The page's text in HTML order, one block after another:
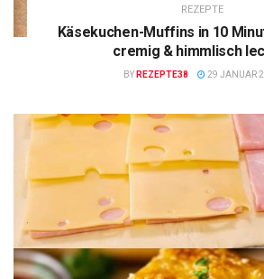
REZEPTE
Käsekuchen-Muffins in 10
cremig & himmlisch
BY REZEPTE38 29 JANUAR